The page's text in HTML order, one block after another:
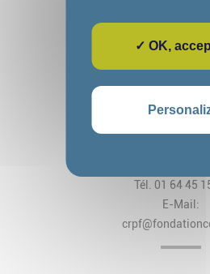
Fondation
Cos CRPF
Tél. 01 64 45
E-Mail:
✓ OK,